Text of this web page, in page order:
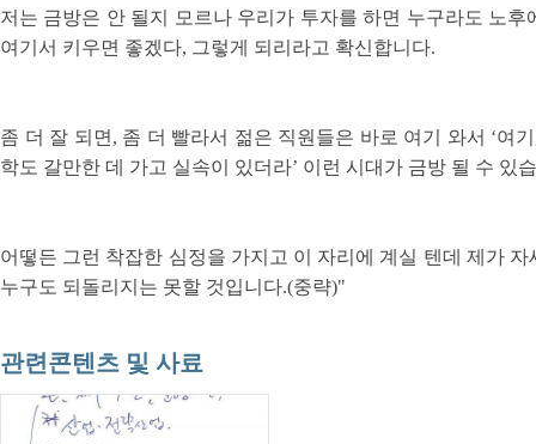
저는 금방은 안 될지 모르나 우리가 투자를 하면 누구라도 노
여기서 키우면 좋겠다, 그렇게 되리라고 확신합니다.
좀 더 잘 되면, 좀 더 빨라서 젊은 직원들은 바로 여기 와서 ‘여
학도 갈만한 데 가고 실속이 있더라’ 이런 시대가 금방 될 수 있
어떻든 그런 착잡한 심정을 가지고 이 자리에 계실 텐데 제가
누구도 되돌리지는 못할 것입니다.(중략)"
관련콘텐츠 및 사료